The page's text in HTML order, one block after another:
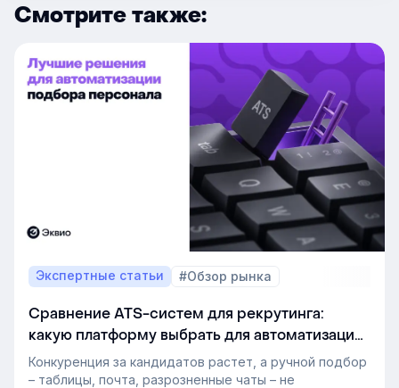
Смотрите также:
Экспертные статьи #Обзор рынка
Сравнение ATS-систем для рекрутинга:
какую платформу выбрать для автоматизации
подбора персонала
Конкуренция за кандидатов растет, а ручной подбор
– таблицы, почта, разрозненные чаты – не